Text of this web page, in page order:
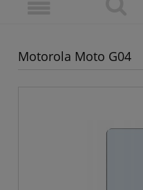
Motorola Moto G04